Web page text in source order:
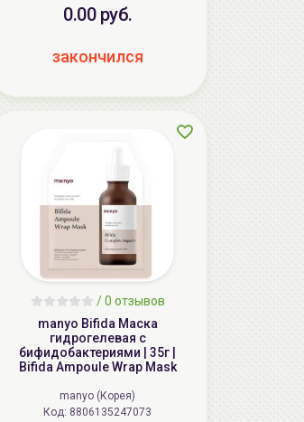
0.00 руб.
закончился
/0 отзывов
manyo Bifida Маска
гидрогелевая с
бифидобактериями | 35г |
Bifida Ampoule Wrap Mask
manyo (Корея)
Код: 8806135247073